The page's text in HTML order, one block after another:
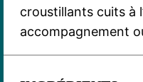
croustillants cuits à
accompagnement